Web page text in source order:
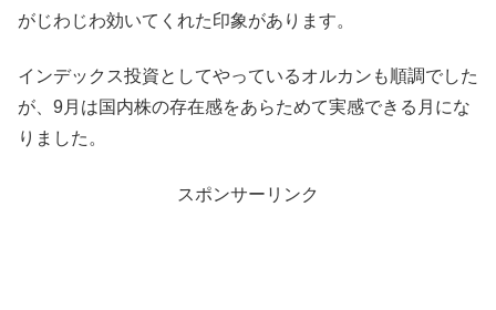
がじわじわ効いてくれた印象があります。
インデックス投資としてやっているオルカンも順調でした
が、9月は国内株の存在感をあらためて実感できる月にな
りました。
スポンサーリンク